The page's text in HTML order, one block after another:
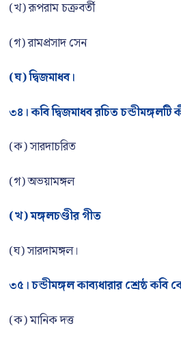
(খ) রূপরাম চক্রবর্তী
(গ) রামপ্রসাদ সেন
(ঘ) দ্বিজমাধব।
৩৪। কবি দ্বিজমাধব রচিত চন্ডীমঙ্গলটি
(ক) সারদাচরিত
(গ) অভয়ামঙ্গল
(খ) মঙ্গলচণ্ডীর গীত
(ঘ) সারদামঙ্গল।
৩৫। চন্ডীমঙ্গল কাব্যধারার শ্রেষ্ঠ কবি
(ক) মানিক দত্ত